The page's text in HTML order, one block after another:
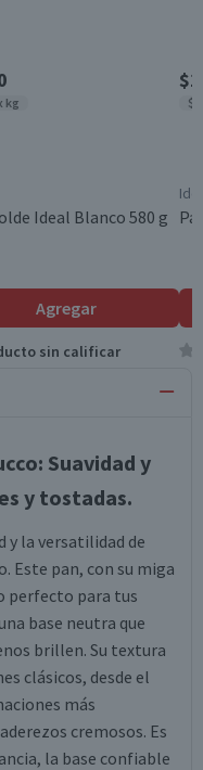
kg
Ideal Blanco 580 g
Agregar
sin calificar
Suavidad y
y tostadas.
y la versatilidad de
Este pan, con su miga
perfecto para tus
base neutra que
brillen. Su textura
clásicos, desde el
más
cremosos. Es
la base confiable